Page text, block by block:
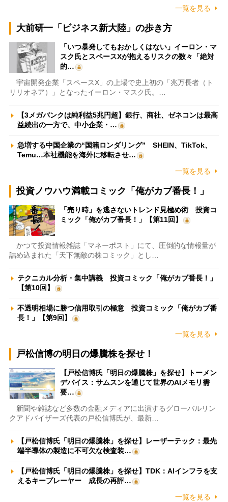
一覧を見る
大前研一「ビジネス新大陸」の歩き方
「いつ暴発してもおかしくはない」イーロン・マ
スク氏とスペースXが抱えるリスクの数々「絶対
的…
宇宙開発企業「スペースX」の上場で史上初の「兆万長者（ト
リリオネア）」となったイーロン・マスク氏。…
【3メガバンクは純利益5兆円超】銀行、商社、ゼネコンは最高
益続出の一方で、中小企業・…
急増する中国企業の“国籍ロンダリング” SHEIN、TikTok、
Temu…本社機能を海外に移転させ…
一覧を見る
投資ノウハウ満載コミック「俺がカブ番長！」
「売り時」を逃さないトレンド見極め術 投資コ
ミック「俺がカブ番長！」【第11回】
かつて投資情報雑誌「マネーポスト」にて、圧倒的な情報量が
詰め込まれた「天下無敵の株コミック」とし…
テクニカル分析・集中講義 投資コミック「俺がカブ番長！」
【第10回】
不透明相場に勝つ信用取引の極意 投資コミック「俺がカブ番
長！」【第9回】
一覧を見る
戸松信博の明日の爆騰株を探せ！
【戸松信博氏「明日の爆騰株」を探せ】トーメン
デバイス：サムスンを通じて世界のAIメモリ需
要…
新聞や雑誌など多数の金融メディアに出演するグローバルリン
クアドバイザーズ代表の戸松信博氏が、最新…
【戸松信博氏「明日の爆騰株」を探せ】レーザーテック：最先
端半導体の製造に不可欠な検査装…
【戸松信博氏「明日の爆騰株」を探せ】TDK：AIインフラを支
えるキープレーヤー 成長の再評…
一覧を見る